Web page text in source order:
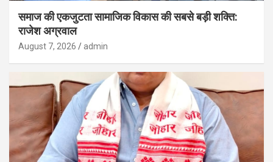
समाज की एकजुटता सामाजिक विकास की सबसे बड़ी शक्ति:
राजेश अग्रवाल
August 7, 2026 admin